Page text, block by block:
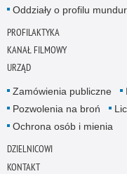
Oddziały o profilu
PROFILAKTYKA
KANAŁ FILMOWY
URZĄD
Zamówienia publiczne
Pozwolenia na broń
Ochrona osób i mienia
DZIELNICOWI
KONTAKT